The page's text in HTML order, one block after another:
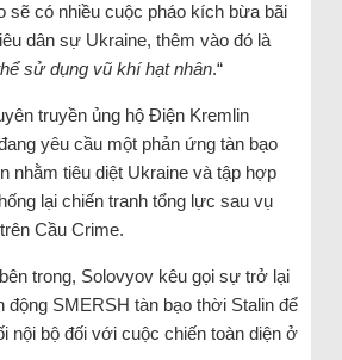
​​sẽ có nhiều cuộc pháo kích bừa bãi
dân sự Ukraine, thêm vào đó là
sử dụng vũ khí hạt nhân.“
truyền ủng hộ Điện Kremlin
yêu cầu một phản ứng tàn bạo
nhằm tiêu diệt Ukraine và tập hợp
lại chiến tranh tổng lực sau vụ
Cầu Crime.
trong, Solovyov kêu gọi sự trở lại
SMERSH tàn bạo thời Stalin để
nội bộ đối với cuộc chiến toàn diện ở